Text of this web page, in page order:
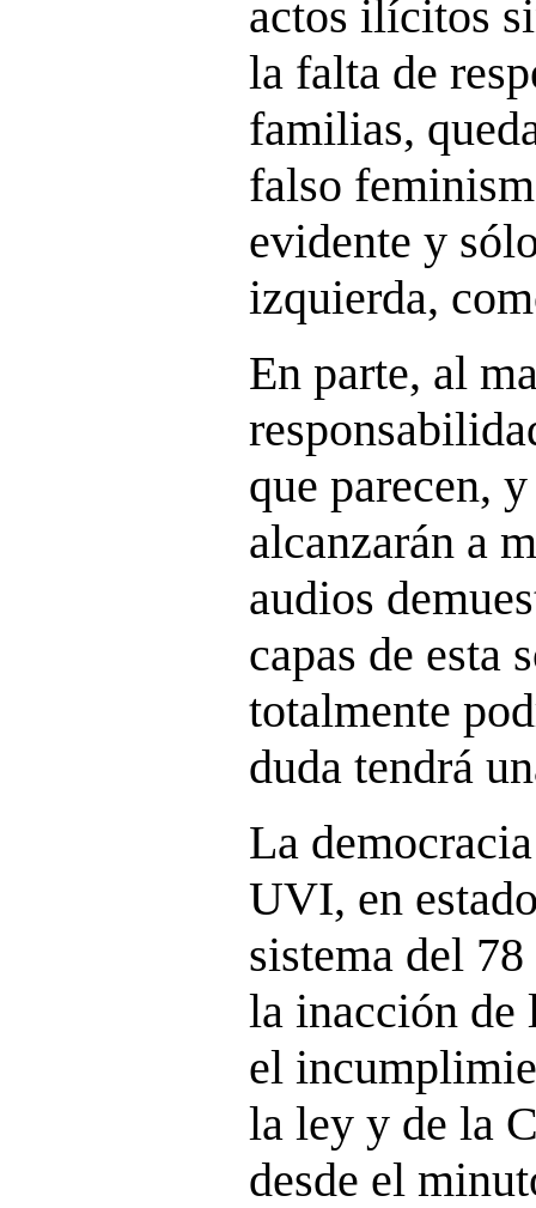
actos ilícitos
la falta de
familias,
falso
evidente y
izquierda,
En parte, al
que parecen,
alcanzarán a
audios
capas de esta
totalmente
duda tendrá
La
UVI, en
sistema del
la inacción de
el
la ley y de la
desde el